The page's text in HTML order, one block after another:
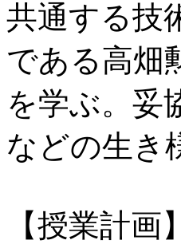
共通する技
である高畑
を学ぶ。妥
などの生き
【授業計画】